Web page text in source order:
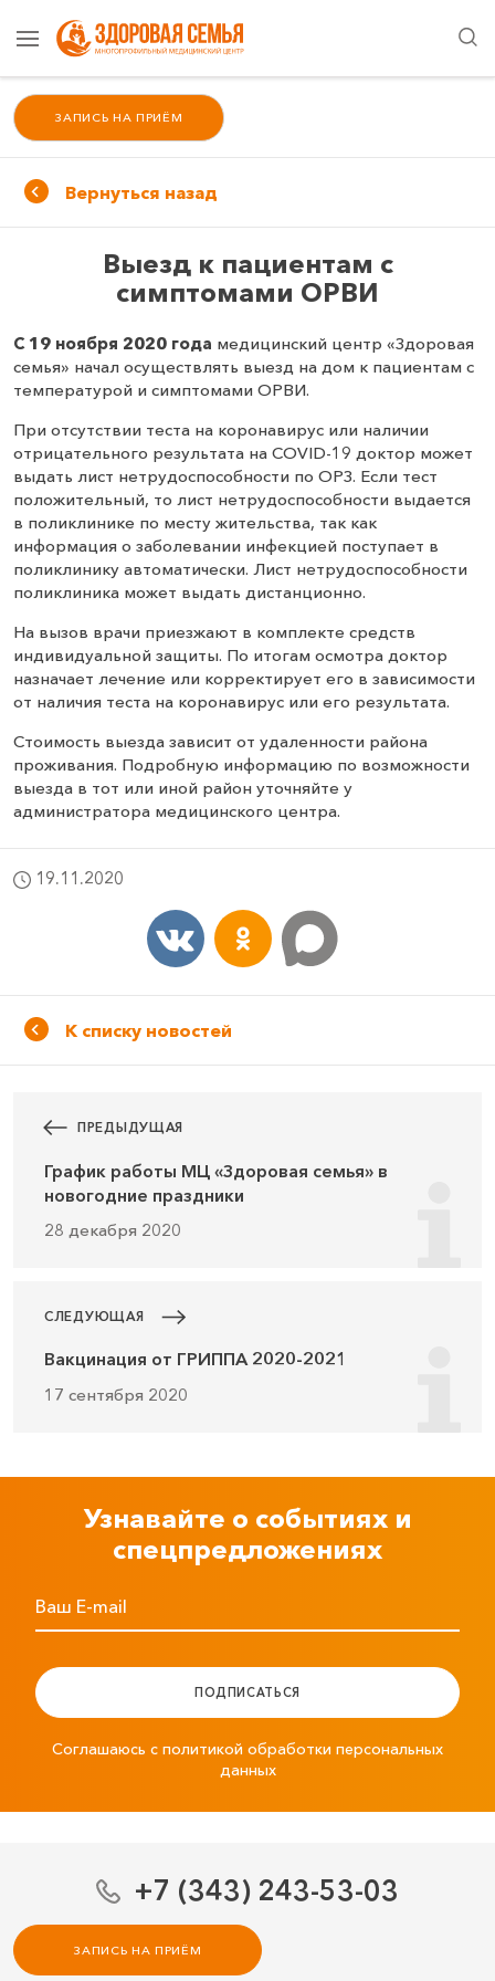
ЗАПИСЬ НА ПРИЁМ
Вернуться назад
Выезд к пациентам с
симптомами ОРВИ
С 19 ноября 2020 года медицинский центр «Здоровая
семья» начал осуществлять выезд на дом к пациентам с
температурой и симптомами ОРВИ.
При отсутствии теста на коронавирус или наличии
отрицательного результата на COVID-19 доктор может
выдать лист нетрудоспособности по ОРЗ. Если тест
положительный, то лист нетрудоспособности выдается
в поликлинике по месту жительства, так как
информация о заболевании инфекцией поступает в
поликлинику автоматически. Лист нетрудоспособности
поликлиника может выдать дистанционно.
На вызов врачи приезжают в комплекте средств
индивидуальной защиты. По итогам осмотра доктор
назначает лечение или корректирует его в зависимости
от наличия теста на коронавирус или его результата.
Стоимость выезда зависит от удаленности района
проживания. Подробную информацию по возможности
выезда в тот или иной район уточняйте у
администратора медицинского центра.
19.11.2020
К списку новостей
ПРЕДЫДУЩАЯ
График работы МЦ «Здоровая семья» в
новогодние праздники
28 декабря 2020
СЛЕДУЮЩАЯ
Вакцинация от ГРИППА 2020-2021
17 сентября 2020
Узнавайте о событиях и
спецпредложениях
Ваш E-mail
ПОДПИСАТЬСЯ
Соглашаюсь с политикой обработки персональных
данных
+7 (343) 243-53-03
ЗАПИСЬ НА ПРИЁМ